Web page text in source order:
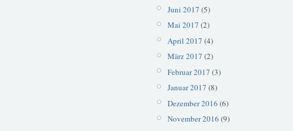
Juni 2017 (5)
Mai 2017 (2)
April 2017 (4)
März 2017 (2)
Februar 2017 (3)
Januar 2017 (8)
Dezember 2016 (6)
November 2016 (9)